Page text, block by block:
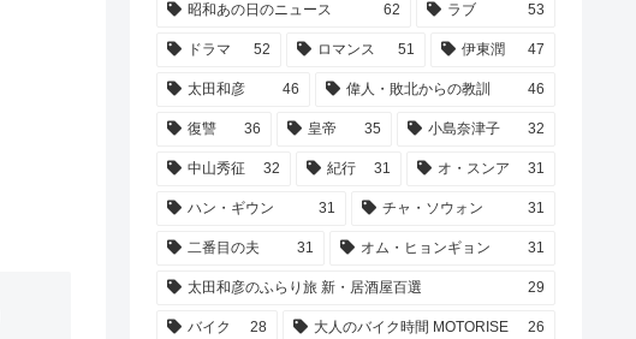
昭和あの日のニュース 62 ラブ 53
ドラマ 52 ロマンス 51 伊東潤 47
太田和彦 46 偉人・敗北からの教訓 46
復讐 36 皇帝 35 小島奈津子 32
中山秀征 32 紀行 31 オ・スンア 31
ハン・ギウン 31 チャ・ソウォン 31
二番目の夫 31 オム・ヒョンギョン 31
太田和彦のふらり旅 新・居酒屋百選 29
バイク 28 大人のバイク時間 MOTORISE 26